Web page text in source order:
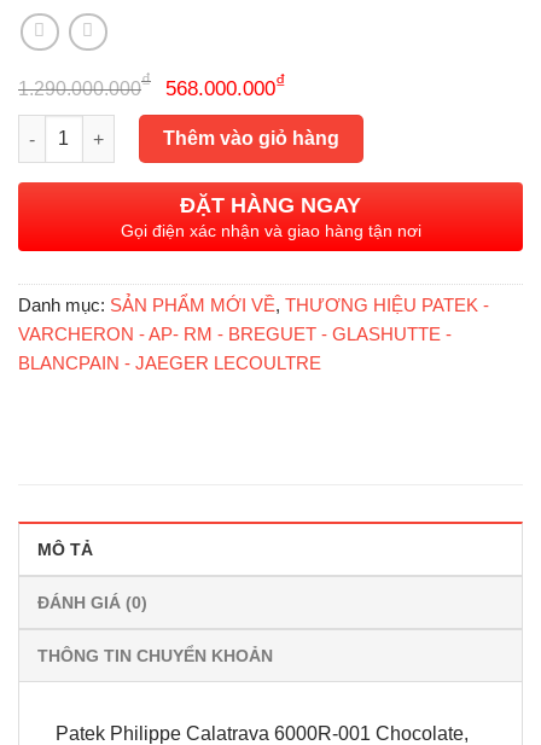
1.290.000.000₫
Giá
gốc
là:
1.290.000.000₫.
568.000.000₫Giá
hiện
tại
là:
568.000.000₫.
Patek Philippe Calatrava 6000R-001 Chocolate, Vàng hồng
Thêm vào giỏ hàng
ĐẶT HÀNG NGAY
Gọi điện xác nhận và giao hàng tận nơi
Danh mục: SẢN PHẨM MỚI VỀ, THƯƠNG HIỆU PATEK -
VARCHERON - AP- RM - BREGUET - GLASHUTTE -
BLANCPAIN - JAEGER LECOULTRE
MÔ TẢ
ĐÁNH GIÁ (0)
THÔNG TIN CHUYỂN KHOẢN
Patek Philippe Calatrava 6000R-001 Chocolate,